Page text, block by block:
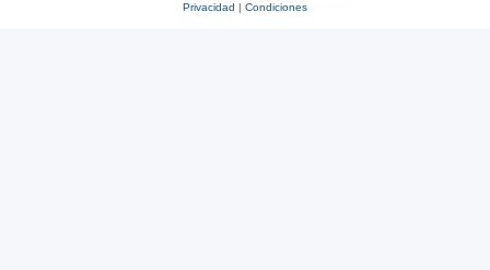
Privacidad | Condiciones